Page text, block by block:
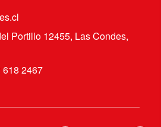
Portillo 12455, Las Condes,
618 2467